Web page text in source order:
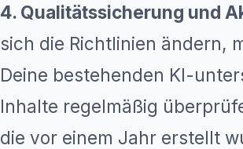
4. Qualitätssicherung und
sich die Richtlinien ändern,
Deine bestehenden KI-
Inhalte regelmäßig
die vor einem Jahr erstellt